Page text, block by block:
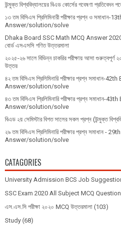
উন্মুক্ত বিশ্ববিদ্যালয়ের বিএড কোর্সের গবেষণা প্রতিবেদন
১৩ তম বিসিএস প্রি‌লি‌মিনারী পরীক্ষার প্রশ্ন ও
Answer/solution/solve
Dhaka Board SSC Math MCQ Answer
বোর্ড এসএসসি গণিত উত্তরমালা
২০২৫-২৬ সালে বিভিন্ন চাকরির পরীক্ষায় আসা
উত্তর
৪২ তম বিসিএস প্রিলিমিনারি পরীক্ষার প্রশ্ন
Answer/solution/solve
৪৩ তম বিসিএস প্রিলিমিনারি পরীক্ষার প্রশ্ন
Answer/solution/solve
বিএড ২য় সেমিস্টার বিগত সালের সকল প্রশ্ন (উন্মুক্ত
২৯ তম বিসিএস প্রিলিমিনারি পরীক্ষার প্রশ্ন
Answer/solution/solve
CATAGORIES
University Admission BCS Job
SSC Exam 2020 All Subject MCQ
এস.এস.সি পরীক্ষা ২০২০ MCQ উত্তরমালা (103)
Study (68)